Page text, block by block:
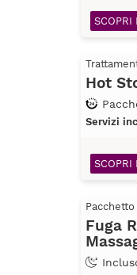
SCOPRI
Hot
Servizi
SCOPRI
Fuga